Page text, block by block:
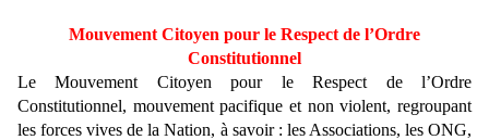
Mouvement Citoyen pour le Respect de l’Ordre
Constitutionnel
Le Mouvement Citoyen pour le Respect de l’Ordre
Constitutionnel, mouvement pacifique et non violent, regroupant
les forces vives de la Nation, à savoir : les Associations, les ONG,